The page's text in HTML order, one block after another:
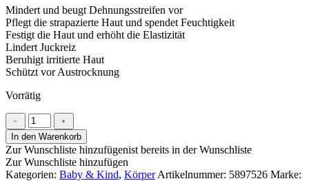
Mindert und beugt Dehnungsstreifen vor
Pflegt die strapazierte Haut und spendet Feuchtigkeit
Festigt die Haut und erhöht die Elastizität
Lindert Juckreiz
Beruhigt irritierte Haut
Schützt vor Austrocknung
Vorrätig
Widmer
MamaDerm
Schwangerschaftsstreifen
Creme
Menge
﹣
﹢
In den Warenkorb
Zur Wunschliste hinzufügenist bereits in der Wunschliste
Zur Wunschliste hinzufügen
Kategorien: Baby & Kind, Körper Artikelnummer: 5897526 Marke: